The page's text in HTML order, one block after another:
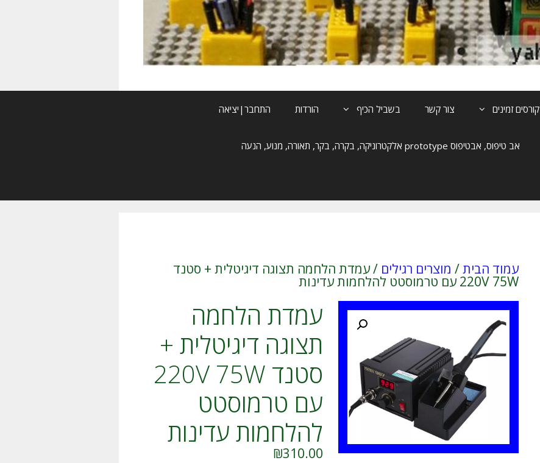
קורסים זמינים צור קשר בשביל הכיף הורדות התחבר|יציאה
אב טיפוס, אבטיפוס prototype אלקטרוניקה, בקרה, בקר, תאורה, מנוע, הנעה
עמוד הבית/ מוצרים רגילים / עמדת הלחמה תצוגה דיגיטלית + סטנד
220V 75W עם טרמוסטט להלחמות עדינות
עמדת הלחמה
תצוגה דיגיטלית +
סטנד 220V 75W
עם טרמוסטט
להלחמות עדינות
₪310.00